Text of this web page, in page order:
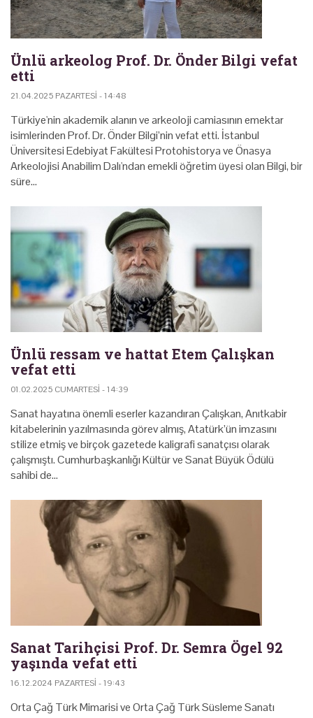
Ünlü arkeolog Prof. Dr. Önder Bilgi vefat
etti
21.04.2025 PAZARTESI - 14:48
Türkiye'nin akademik alanın ve arkeoloji camiasının emektar
isimlerinden Prof. Dr. Önder Bilgi’nin vefat etti. İstanbul
Üniversitesi Edebiyat Fakültesi Protohistorya ve Önasya
Arkeolojisi Anabilim Dalı'ndan emekli öğretim üyesi olan Bilgi, bir
süre…
Ünlü ressam ve hattat Etem Çalışkan
vefat etti
01.02.2025 CUMARTESI - 14:39
Sanat hayatına önemli eserler kazandıran Çalışkan, Anıtkabir
kitabelerinin yazılmasında görev almış, Atatürk’ün imzasını
stilize etmiş ve birçok gazetede kaligrafi sanatçısı olarak
çalışmıştı. Cumhurbaşkanlığı Kültür ve Sanat Büyük Ödülü
sahibi de…
Sanat Tarihçisi Prof. Dr. Semra Ögel 92
yaşında vefat etti
16.12.2024 PAZARTESI - 19:43
Orta Çağ Türk Mimarisi ve Orta Çağ Türk Süsleme Sanatı